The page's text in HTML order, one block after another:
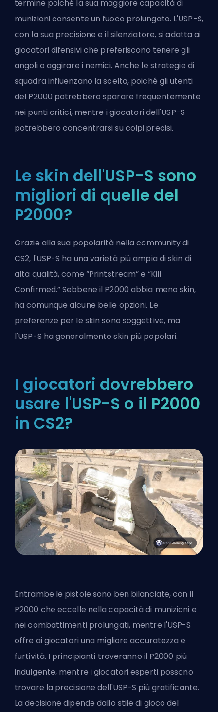
termine poiché la sua maggiore capacità di
munizioni consente un fuoco prolungato. L'USP-S,
con la sua precisione e il silenziatore, si adatta ai
giocatori difensivi che preferiscono tenere gli
angoli o aggirare i nemici. Anche le strategie di
squadra influenzano la scelta, poiché gli utenti
del P2000 potrebbero sparare frequentemente
nei punti critici, mentre i giocatori dell'USP-S
potrebbero concentrarsi su colpi precisi.
Le skin dell'USP-S sono
migliori di quelle del
P2000?
Grazie alla sua popolarità nella community di
CS2, l'USP-S ha una varietà più ampia di skin di
alta qualità, come “Printstream” e “Kill
Confirmed.” Sebbene il P2000 abbia meno skin,
ha comunque alcune belle opzioni. Le
preferenze per le skin sono soggettive, ma
l'USP-S ha generalmente skin più popolari.
I giocatori dovrebbero
usare l'USP-S o il P2000
in CS2?
Entrambe le pistole sono ben bilanciate, con il
P2000 che eccelle nella capacità di munizioni e
nei combattimenti prolungati, mentre l'USP-S
offre ai giocatori una migliore accuratezza e
furtività. I principianti troveranno il P2000 più
indulgente, mentre i giocatori esperti possono
trovare la precisione dell'USP-S più gratificante.
La decisione dipende dallo stile di gioco del